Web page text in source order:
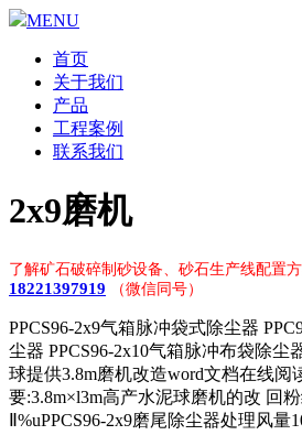
MENU
首页
关于我们
产品
工程案例
联系我们
2x9磨机
了解矿石破碎制砂设备、砂石生产线配置方
18221397919 （微信同号）
PPCS96-2x9气箱脉冲袋式除尘器
尘器 PPCS96-2x10气箱脉冲布袋除尘
球提供3.8m磨机改造word文档在线阅
要:3.8m×l3m高产水泥球磨机的改 回
Ⅱ%uPPCS96-2x9磨尾除尘器处理风量